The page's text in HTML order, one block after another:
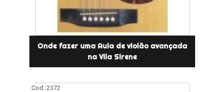
Onde fazer uma Aula de violão avançada
na Vila Sirene
Cod.:2372